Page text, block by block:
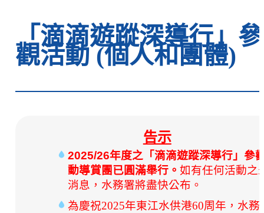
「滴滴遊蹤深導行」參
觀活動 (個人和團體)
告示
2025/26年度之「滴滴遊蹤深導行」參
動導賞團已圓滿舉行。 如有任何活動之
消息，水務署將盡快公布。
為慶祝2025年東江水供港60周年，水務